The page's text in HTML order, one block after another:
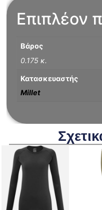
Επιπλέον
Βάρος
0.175 κ.
Κατασκευαστής
Millet